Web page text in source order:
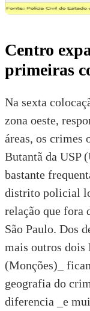
Centro
primeiras
Na sexta
zona oeste,
áreas, os crimes
Butantã da USP
bastante
distrito policial
relação que fora
São Paulo. Dos
mais outros dois
(Monções)_
geografia do
diferencia _e